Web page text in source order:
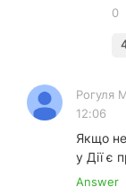
0
Рогуля
12:06
Якщо
у Дії є
Answer